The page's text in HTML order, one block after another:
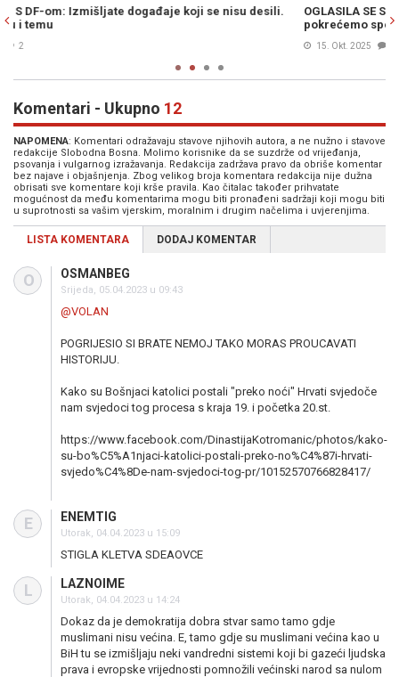
OGLASILA SE SDA: Dodik ne može biti predsjednik SNSD-a,
pokrećemo spor pred Ustavnim sudom BiH
Komentari - Ukupno 12
NAPOMENA: Komentari odražavaju stavove njihovih autora, a ne nužno i stavove
redakcije Slobodna Bosna. Molimo korisnike da se suzdrže od vrijeđanja,
psovanja i vulgarnog izražavanja. Redakcija zadržava pravo da obriše komentar
bez najave i objašnjenja. Zbog velikog broja komentara redakcija nije dužna
obrisati sve komentare koji krše pravila. Kao čitalac također prihvatate
mogućnost da među komentarima mogu biti pronađeni sadržaji koji mogu biti
u suprotnosti sa vašim vjerskim, moralnim i drugim načelima i uvjerenjima.
LISTA KOMENTARA DODAJ KOMENTAR
O OSMANBEG
Srijeda, 05.04.2023 u 09:43
@VOLAN
POGRIJESIO SI BRATE NEMOJ TAKO MORAS PROUCAVATI
HISTORIJU.
Kako su Bošnjaci katolici postali "preko noći" Hrvati svjedoče
nam svjedoci tog procesa s kraja 19. i početka 20.st.
https://www.facebook.com/DinastijaKotromanic/photos/kako-
su-bo%C5%A1njaci-katolici-postali-preko-no%C4%87i-hrvati-
svjedo%C4%8De-nam-svjedoci-tog-pr/10152570766828417/
E ENEMTIG
Utorak, 04.04.2023 u 15:09
STIGLA KLETVA SDEAOVCE
L LAZNOIME
Utorak, 04.04.2023 u 14:24
Dokaz da je demokratija dobra stvar samo tamo gdje
muslimani nisu većina. E, tamo gdje su muslimani većina kao u
BiH tu se izmišljaju neki vandredni sistemi koji bi gazeći ljudska
prava i evropske vrijednosti pomnožili većinski narod sa nulom